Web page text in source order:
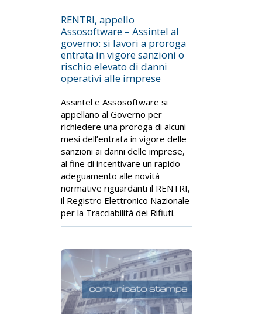
RENTRI, appello
Assosoftware – Assintel al
governo: si lavori a proroga
entrata in vigore sanzioni o
rischio elevato di danni
operativi alle imprese
Assintel e Assosoftware si
appellano al Governo per
richiedere una proroga di alcuni
mesi dell’entrata in vigore delle
sanzioni ai danni delle imprese,
al fine di incentivare un rapido
adeguamento alle novità
normative riguardanti il RENTRI,
il Registro Elettronico Nazionale
per la Tracciabilità dei Rifiuti.